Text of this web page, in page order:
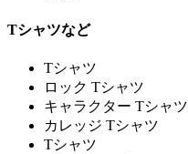
Tシャツなど
Tシャツ
ロック Tシャツ
キャラクター Tシャツ
カレッジ Tシャツ
Tシャツ